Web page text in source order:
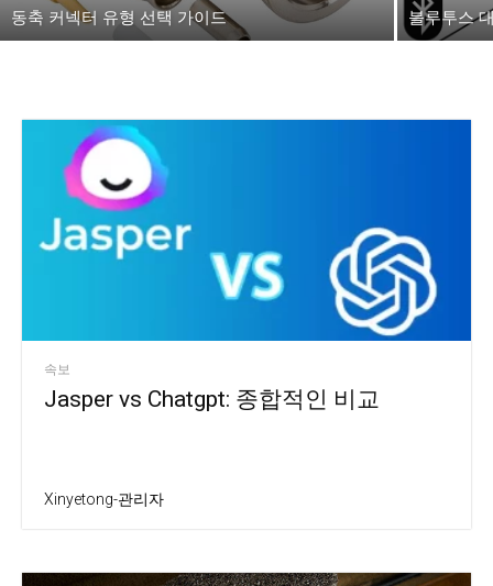
동축 커넥터 유형 선택 가이드 블루투스
속보
Jasper vs Chatgpt: 종합적인 비교
Xinyetong-관리자